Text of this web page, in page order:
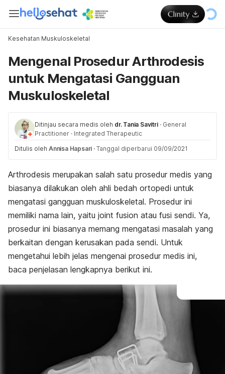
Kesehatan Muskuloskeletal
Mengenal Prosedur Arthrodesis
untuk Mengatasi Gangguan
Muskuloskeletal
Ditinjau secara medis oleh dr. Tania Savitri · General
Practitioner · Integrated Therapeutic
Ditulis oleh Annisa Hapsari · Tanggal diperbarui 09/09/2021
Arthrodesis merupakan salah satu prosedur medis yang
biasanya dilakukan oleh ahli bedah ortopedi untuk
mengatasi gangguan muskuloskeletal. Prosedur ini
memiliki nama lain, yaitu joint fusion atau fusi sendi. Ya,
prosedur ini biasanya memang mengatasi masalah yang
berkaitan dengan kerusakan pada sendi. Untuk
mengetahui lebih jelas mengenai prosedur medis ini,
baca penjelasan lengkapnya berikut ini.